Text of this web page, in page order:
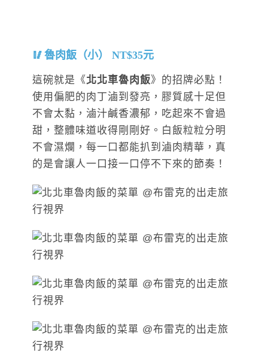
魯肉飯（小） NT$35元
這碗就是《北北車魯肉飯》的招牌必點！
使用偏肥的肉丁滷到發亮，膠質感十足但
不會太黏，滷汁鹹香濃郁，吃起來不會過
甜，整體味道收得剛剛好。白飯粒粒分明
不會濕爛，每一口都能扒到滷肉精華，真
的是會讓人一口接一口停不下來的節奏！